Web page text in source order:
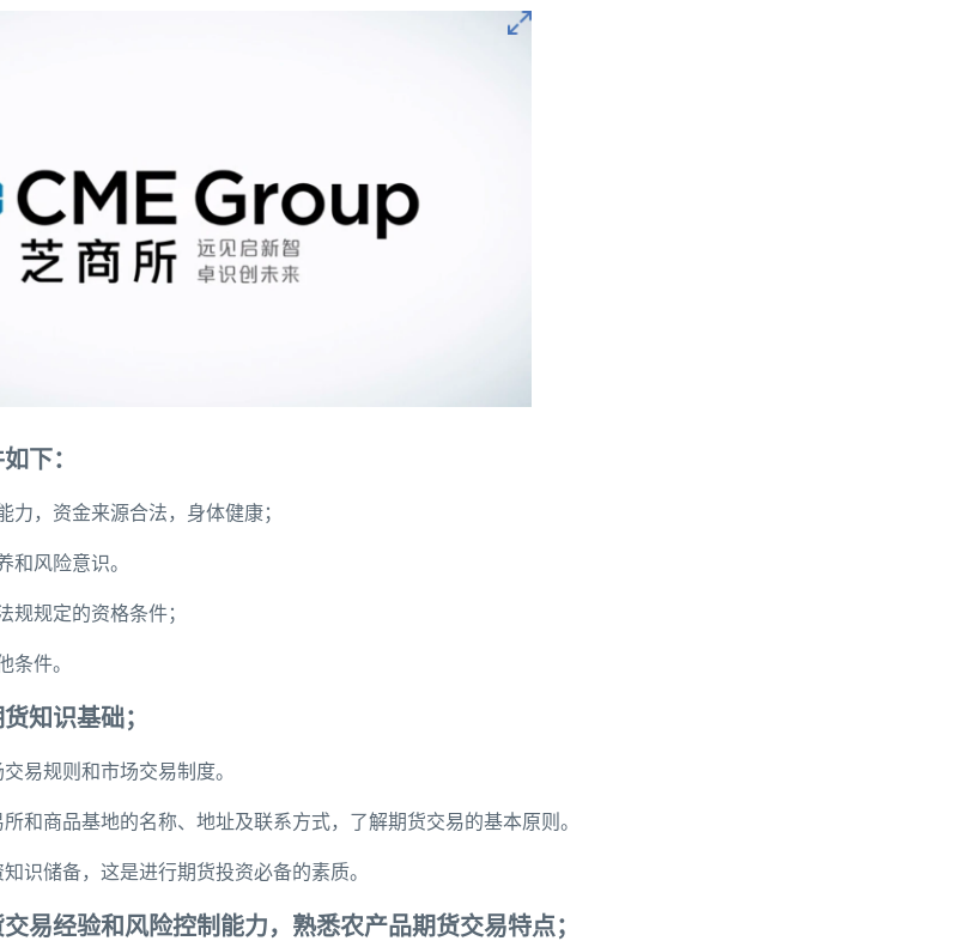
下：
力，资金来源合法，身体健康；
和风险意识。
规规定的资格条件；
条件。
知识基础；
易规则和市场交易制度。
和商品基地的名称、地址及联系方式，了解期货交易的基本原则。
识储备，这是进行期货投资必备的素质。
易经验和风险控制能力，熟悉农产品期货交易特点；